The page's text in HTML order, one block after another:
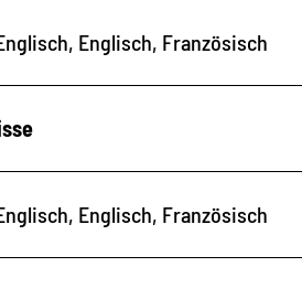
Englisch, Französisch
Englisch, Französisch